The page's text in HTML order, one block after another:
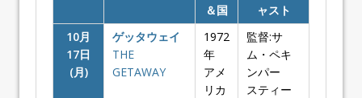
＆国
ャスト
10月
17日
(月)
ゲッタウェイ
THE
GETAWAY
1972
年
アメ
リカ
監督:サ
ム・ペキ
ンパー
スティー